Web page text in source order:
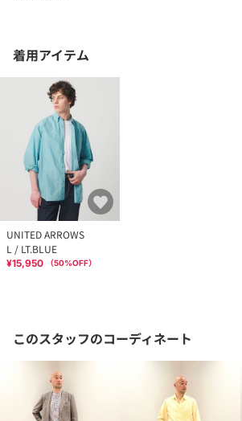
着用アイテム
UNITED ARROWS
L / LT.BLUE
¥15,950 （50%OFF）
このスタッフのコーディネート